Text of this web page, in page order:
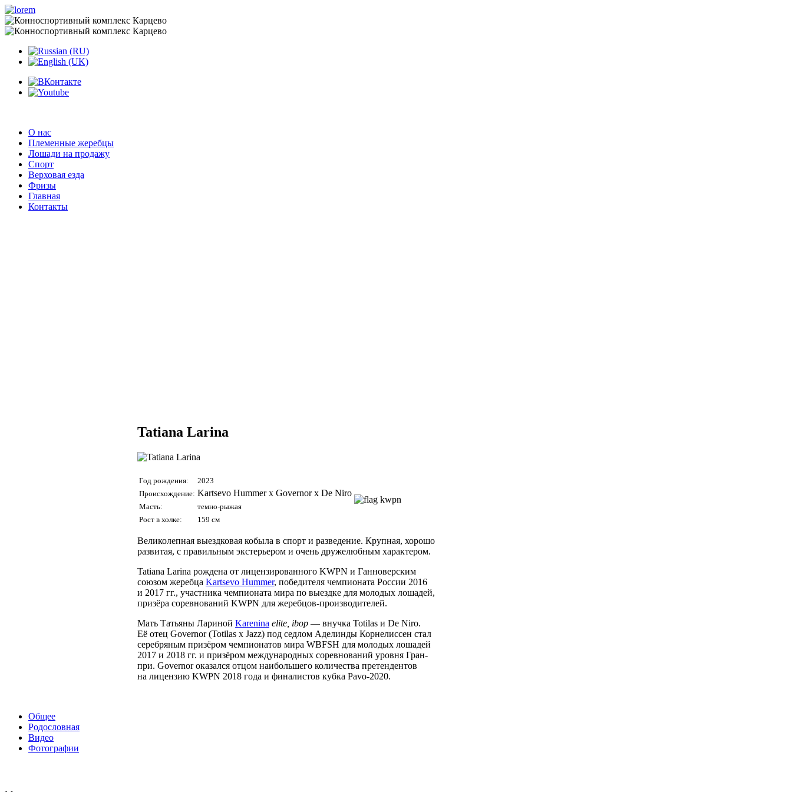
О нас
Племенные жеребцы
Лошади на продажу
Спорт
Верховая езда
Фризы
Главная
Контакты
Tatiana Larina
Год рождения:
2023
Происхождение: Kartsevo Hummer x Governor х De Niro
Масть:
темно-рыжая
Рост в холке:
159 см
Великолепная выездковая кобыла в спорт и разведение. Крупная, хорошо
развитая, с правильным экстерьером и очень дружелюбным характером.
Tatiana Larina рождена от лицензированного KWPN и Ганноверским
союзом жеребца Kartsevo Hummer, победителя чемпионата России 2016
и 2017 гг., участника чемпионата мира по выездке для молодых лошадей,
призёра соревнований KWPN для жеребцов-производителей.
Мать Татьяны Лариной Karenina elite, ibop — внучка Totilas и De Niro.
Её отец Governor (Totilas x Jazz) под седлом Аделинды Корнелиссен стал
серебряным призёром чемпионатов мира WBFSH для молодых лошадей
2017 и 2018 гг. и призёром международных соревнований уровня Гран-
при. Governor оказался отцом наибольшего количества претендентов
на лицензию KWPN 2018 года и финалистов кубка Pavo-2020.
Общее
Родословная
Видео
Фотографии